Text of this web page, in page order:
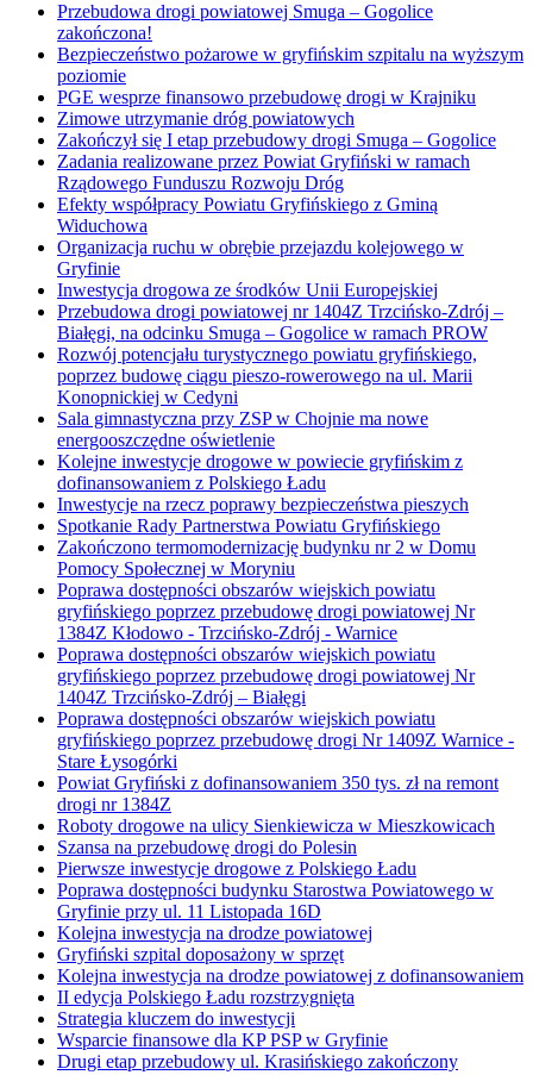
Przebudowa drogi powiatowej Smuga – Gogolice
zakończona!
Bezpieczeństwo pożarowe w gryfińskim szpitalu na wyższym
poziomie
PGE wesprze finansowo przebudowę drogi w Krajniku
Zimowe utrzymanie dróg powiatowych
Zakończył się I etap przebudowy drogi Smuga – Gogolice
Zadania realizowane przez Powiat Gryfiński w ramach
Rządowego Funduszu Rozwoju Dróg
Efekty współpracy Powiatu Gryfińskiego z Gminą
Widuchowa
Organizacja ruchu w obrębie przejazdu kolejowego w
Gryfinie
Inwestycja drogowa ze środków Unii Europejskiej
Przebudowa drogi powiatowej nr 1404Z Trzcińsko-Zdrój –
Białęgi, na odcinku Smuga – Gogolice w ramach PROW
Rozwój potencjału turystycznego powiatu gryfińskiego,
poprzez budowę ciągu pieszo-rowerowego na ul. Marii
Konopnickiej w Cedyni
Sala gimnastyczna przy ZSP w Chojnie ma nowe
energooszczędne oświetlenie
Kolejne inwestycje drogowe w powiecie gryfińskim z
dofinansowaniem z Polskiego Ładu
Inwestycje na rzecz poprawy bezpieczeństwa pieszych
Spotkanie Rady Partnerstwa Powiatu Gryfińskiego
Zakończono termomodernizację budynku nr 2 w Domu
Pomocy Społecznej w Moryniu
Poprawa dostępności obszarów wiejskich powiatu
gryfińskiego poprzez przebudowę drogi powiatowej Nr
1384Z Kłodowo - Trzcińsko-Zdrój - Warnice
Poprawa dostępności obszarów wiejskich powiatu
gryfińskiego poprzez przebudowę drogi powiatowej Nr
1404Z Trzcińsko-Zdrój – Białęgi
Poprawa dostępności obszarów wiejskich powiatu
gryfińskiego poprzez przebudowę drogi Nr 1409Z Warnice -
Stare Łysogórki
Powiat Gryfiński z dofinansowaniem 350 tys. zł na remont
drogi nr 1384Z
Roboty drogowe na ulicy Sienkiewicza w Mieszkowicach
Szansa na przebudowę drogi do Polesin
Pierwsze inwestycje drogowe z Polskiego Ładu
Poprawa dostępności budynku Starostwa Powiatowego w
Gryfinie przy ul. 11 Listopada 16D
Kolejna inwestycja na drodze powiatowej
Gryfiński szpital doposażony w sprzęt
Kolejna inwestycja na drodze powiatowej z dofinansowaniem
II edycja Polskiego Ładu rozstrzygnięta
Strategia kluczem do inwestycji
Wsparcie finansowe dla KP PSP w Gryfinie
Drugi etap przebudowy ul. Krasińskiego zakończony